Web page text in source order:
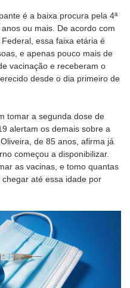
é a baixa procura pela 4ª
ou mais. De acordo com
essa faixa etária é
e apenas pouco mais de
vacinação e receberam o
desde o dia primeiro de
tomar a segunda dose de
alertam os demais sobre a
de 85 anos, afirma já
começou a disponibilizar.
as vacinas, e tomo quantas
até essa idade por